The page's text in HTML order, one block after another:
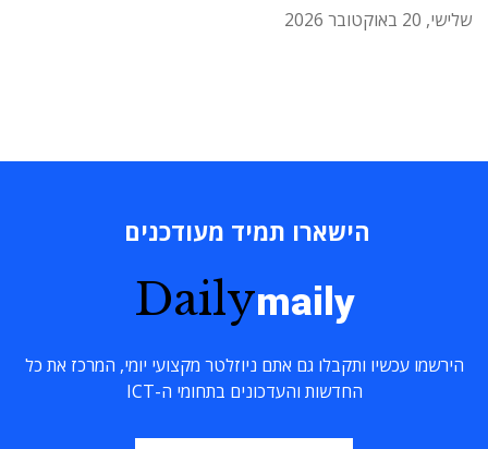
שלישי, 20 באוקטובר 2026
הישארו תמיד מעודכנים
Dailymaily
הירשמו עכשיו ותקבלו גם אתם ניוזלטר מקצועי יומי, המרכז את כל
החדשות והעדכונים בתחומי ה-ICT